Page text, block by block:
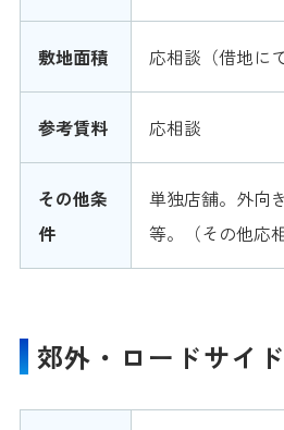
敷地面積 応相談（借地にて
参考賃料 応相談
その他条
件
単独店舗。外向
等。（その他応相
郊外・ロードサイ